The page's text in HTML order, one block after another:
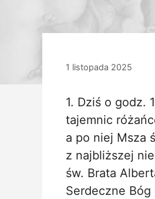
1 listopada 2025
1. Dziś o godz.
tajemnic
a po niej Msza
z najbliższej
św. Brata
Serdeczne Bóg